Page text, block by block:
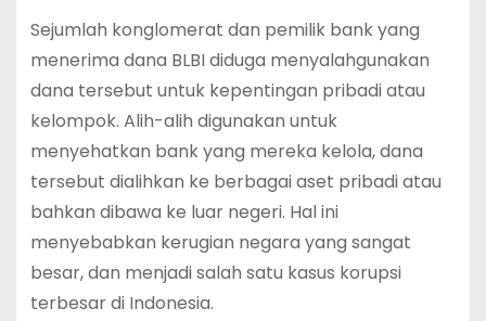
Sejumlah konglomerat dan pemilik bank yang
menerima dana BLBI diduga menyalahgunakan
dana tersebut untuk kepentingan pribadi atau
kelompok. Alih-alih digunakan untuk
menyehatkan bank yang mereka kelola, dana
tersebut dialihkan ke berbagai aset pribadi atau
bahkan dibawa ke luar negeri. Hal ini
menyebabkan kerugian negara yang sangat
besar, dan menjadi salah satu kasus korupsi
terbesar di Indonesia.